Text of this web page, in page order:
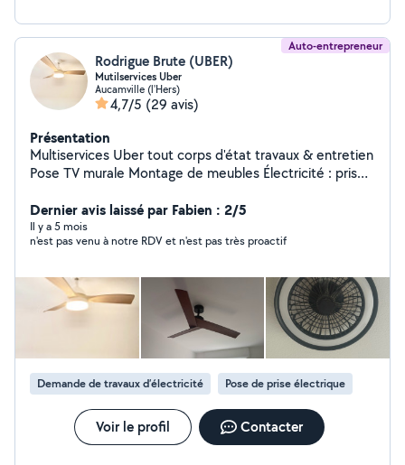
Auto-entrepreneur
Rodrigue Brute (UBER)
Mutilservices Uber
Aucamville (l'Hers)
4,7/5 (29 avis)
Présentation
Multiservices Uber tout corps d'état travaux & entretien
Pose TV murale Montage de meubles Électricité : prises,
robinetterie, siphons, fuites, raccordements Fixations
murales : étagères, cadres, tringles, accessoires
Peinture et rénovations Remise en état de logements
devis et factures possibles. Réactivité, sérieux et travail
propre. Secteur : Toulouse et alentours.
Dernier avis laissé par Fabien : 2/5
Il y a 5 mois
n'est pas venu à notre RDV et n'est pas très proactif
Demande de travaux d’électricité Pose de prise électrique
Voir le profil Contacter